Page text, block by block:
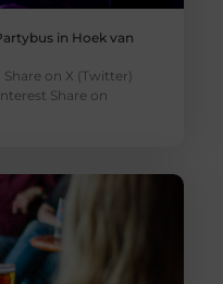
in Hoek van
on X (Twitter)
Share on